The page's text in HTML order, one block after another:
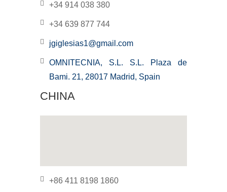
+34 914 038 380
+34 639 877 744
jgiglesias1@gmail.com
OMNITECNIA, S.L. S.L. Plaza de
Bami. 21, 28017 Madrid, Spain
CHINA
+86 411 8198 1860